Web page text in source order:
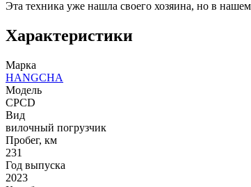
Эта техника уже нашла своего хозяина, но в
Характеристики
Марка
HANGCHA
Модель
CPCD
Вид
вилочный погрузчик
Пробег, км
231
Год выпуска
2023